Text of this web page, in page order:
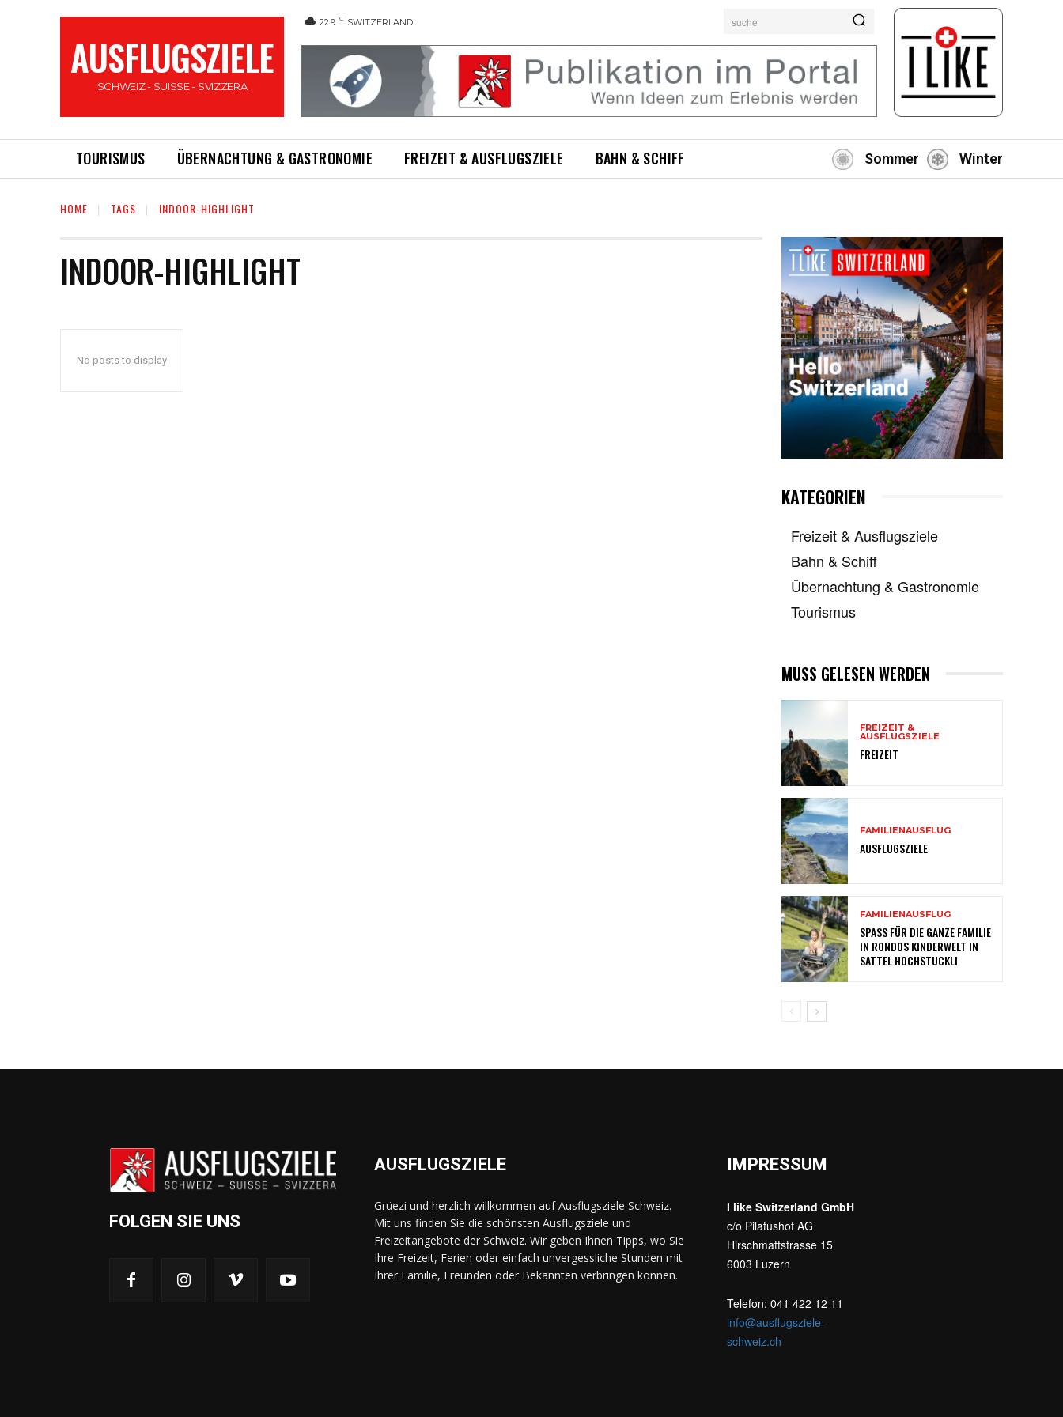
AUSFLUGSZIELE
SCHWEIZ - SUISSE - SVIZZERA
22.9 C SWITZERLAND suche
TOURISMUS ÜBERNACHTUNG & GASTRONOMIE FREIZEIT & AUSFLUGSZIELE BAHN & SCHIFF Sommer Winter
HOME TAGS INDOOR-HIGHLIGHT
INDOOR-HIGHLIGHT
No posts to display
KATEGORIEN
Freizeit & Ausflugsziele
Bahn & Schiff
Übernachtung & Gastronomie
Tourismus
MUSS GELESEN WERDEN
FREIZEIT &
AUSFLUGSZIELE
FREIZEIT
FAMILIENAUSFLUG
AUSFLUGSZIELE
FAMILIENAUSFLUG
SPASS FÜR DIE GANZE FAMILIE
IN RONDOS KINDERWELT IN
SATTEL HOCHSTUCKLI
FOLGEN SIE UNS
AUSFLUGSZIELE
Grüezi und herzlich willkommen auf Ausflugsziele Schweiz.
Mit uns finden Sie die schönsten Ausflugsziele und
Freizeitangebote der Schweiz. Wir geben Ihnen Tipps, wo Sie
Ihre Freizeit, Ferien oder einfach unvergessliche Stunden mit
Ihrer Familie, Freunden oder Bekannten verbringen können.
IMPRESSUM
I like Switzerland GmbH
c/o Pilatushof AG
Hirschmattstrasse 15
6003 Luzern
Telefon: 041 422 12 11
info@ausflugsziele-
schweiz.ch